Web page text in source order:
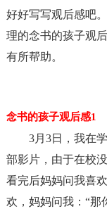
好好写写观后感吧
理的念书的孩子观
有所帮助。
念书的孩子观后感1
3月3日，我在
部影片，由于在校
看完后妈妈问我喜
欢，妈妈问我：“那